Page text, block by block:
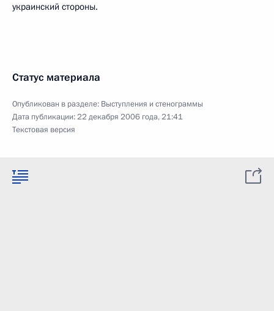
украинский стороны.
Статус материала
Опубликован в разделе: Выступления и стенограммы
Дата публикации:22 декабря 2006 года, 21:41
Текстовая версия